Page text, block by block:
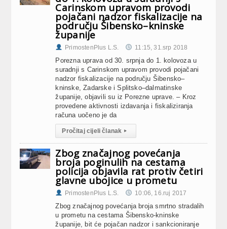
Carinskom upravom provodi
pojačani nadzor fiskalizacije na
području Šibensko–kninske
županije
PrimostenPlus L.S. 11:15, 31.srp 2018
Porezna uprava od 30. srpnja do 1. kolovoza u
suradnji s Carinskom upravom provodi pojačani
nadzor fiskalizacije na području Šibensko–
kninske, Zadarske i Splitsko–dalmatinske
županije, objavili su iz Porezne uprave. – Kroz
provedene aktivnosti izdavanja i fiskaliziranja
računa uočeno je da
Pročitaj cijeli članak ▸
Zbog značajnog povećanja
broja poginulih na cestama
policija objavila rat protiv četiri
glavne ubojice u prometu
PrimostenPlus L.S. 10:06, 16.ruj 2017
Zbog značajnog povećanja broja smrtno stradalih
u prometu na cestama Šibensko-kninske
županije, bit će pojačan nadzor i sankcioniranje